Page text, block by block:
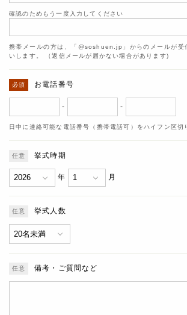
確認のためもう一度入力してください
携帯メールの方は、「@soshuen.jp」からのメールが受
いします。 （返信メールが届かない場合があります)
お電話番号
- -
日中に連絡可能な電話番号（携帯電話可）をハイフン区切
挙式時期
年 月
挙式人数
備考・ご質問など